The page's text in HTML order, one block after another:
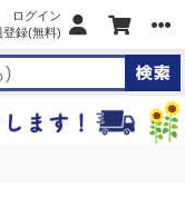
ログイン
登録(無料)